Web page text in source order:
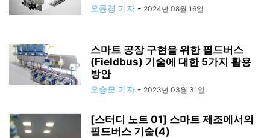
오윤경 기자 - 2024년 08월 16일
스마트 공장 구현을 위한 필드버스
(Fieldbus) 기술에 대한 5가지 활용
방안
오승모 기자 - 2023년 03월 31일
[스터디 노트 01] 스마트 제조에서의
필드버스 기술(4)